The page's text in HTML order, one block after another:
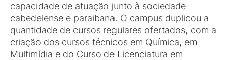
capacidade de atuação junto à sociedade
cabedelense e paraibana. O campus duplicou a
quantidade de cursos regulares ofertados, com a
criação dos cursos técnicos em Química, em
Multimídia e do Curso de Licenciatura em